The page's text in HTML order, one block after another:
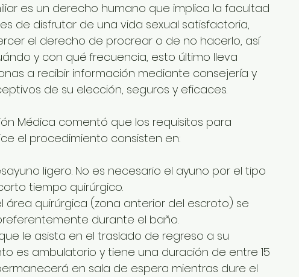
es un derecho humano que implica la facultad
de disfrutar de una vida sexual satisfactoria,
el derecho de procrear o de no hacerlo, así
y con qué frecuencia, esto último lleva
a recibir información mediante consejería y
de su elección, seguros y eficaces.
Médica comentó que los requisitos para
el procedimiento consisten en:
ligero. No es necesario el ayuno por el tipo
tiempo quirúrgico.
del área quirúrgica (zona anterior del escroto) se
durante el baño.
que le asista en el traslado de regreso a su
es ambulatorio y tiene una duración de entre 15
en sala de espera mientras dure el